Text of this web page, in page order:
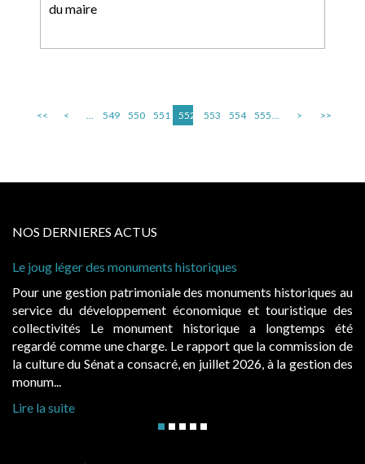
du maire
<< < ... 549 550 551 552 553 554 555... > >>
NOS DERNIERES ACTUS
Le joug léger des monuments historiques
Pour une gestion patrimoniale des monuments historiques au
service du développement économique et touristique des
collectivités Le monument historique a longtemps été
regardé comme une charge. Le rapport que la commission de
la culture du Sénat a consacré, en juillet 2026, à la gestion des
monum...
Lire la suite